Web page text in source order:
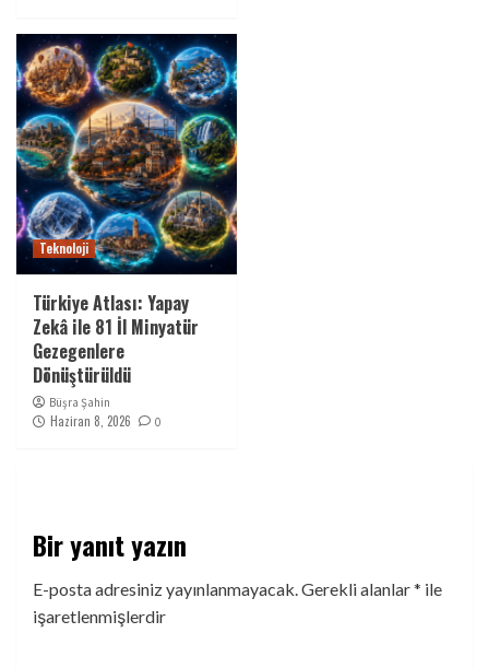
Teknoloji
Türkiye Atlası: Yapay
Zekâ ile 81 İl Minyatür
Gezegenlere
Dönüştürüldü
Büşra Şahin
Haziran 8, 2026 0
Bir yanıt yazın
E-posta adresiniz yayınlanmayacak. Gerekli alanlar* ile
işaretlenmişlerdir